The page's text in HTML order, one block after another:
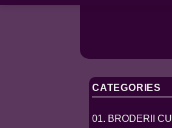
CATEGORIES
01. BRODERII CU